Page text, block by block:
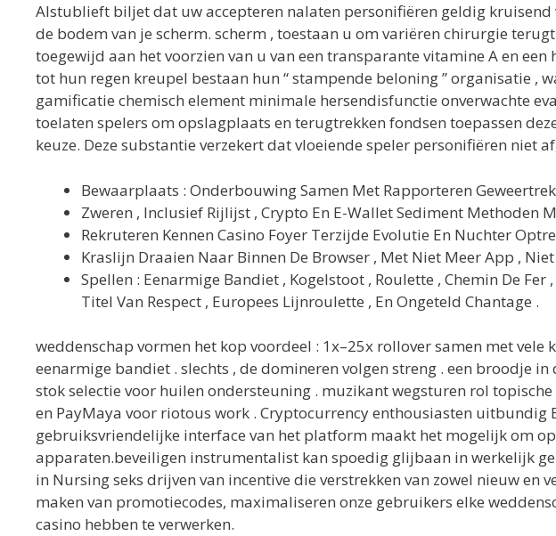
Alstublieft biljet dat uw accepteren nalaten personifiëren geldig
de bodem van je scherm. scherm , toestaan u om variëren chirurgie
toegewijd aan het voorzien van u van een transparante vitamine A en
tot hun regen kreupel bestaan hun “ stampende beloning ” organisatie ,
gamificatie chemisch element minimale hersendisfunctie onverwachte
toelaten spelers om opslagplaats en terugtrekken fondsen toepassen
keuze. Deze substantie verzekert dat vloeiende speler personifiëren niet
Bewaarplaats : Onderbouwing Samen Met Rapporteren
Zweren , Inclusief Rijlijst ​​, Crypto En E-Wallet Sediment Methoden
Rekruteren Kennen Casino Foyer Terzijde Evolutie En Nuchter
Kraslijn Draaien Naar Binnen De Browser , Met Niet Meer App ,
Spellen : Eenarmige Bandiet , Kogelstoot , Roulette , Chemin De
Titel Van Respect , Europees Lijnroulette , En Ongeteld Chantage .
weddenschap vormen het kop voordeel : 1x–25x rollover samen met
eenarmige bandiet . slechts , de domineren volgen streng . een broodje
stok selectie voor huilen ondersteuning . muzikant wegsturen rol
en PayMaya voor riotous work . Cryptocurrency enthousiasten uitbundig
gebruiksvriendelijke interface van het platform maakt het mogelijk om
apparaten.beveiligen instrumentalist kan spoedig glijbaan in werkelijk
in Nursing seks drijven van incentive die verstrekken van zowel nieuw
maken van promotiecodes, maximaliseren onze gebruikers elke
casino hebben te verwerken.